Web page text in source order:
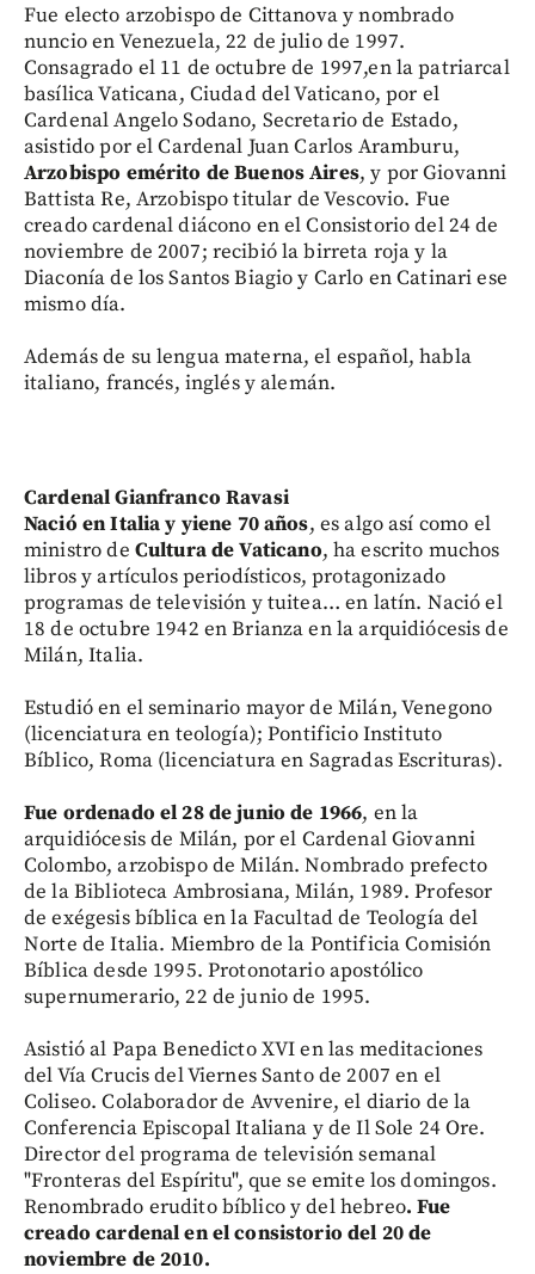
Fue electo arzobispo de Cittanova y nombrado
nuncio en Venezuela, 22 de julio de 1997.
Consagrado el 11 de octubre de 1997,en la patriarcal
basílica Vaticana, Ciudad del Vaticano, por el
Cardenal Angelo Sodano, Secretario de Estado,
asistido por el Cardenal Juan Carlos Aramburu,
Arzobispo emérito de Buenos Aires, y por Giovanni
Battista Re, Arzobispo titular de Vescovio. Fue
creado cardenal diácono en el Consistorio del 24 de
noviembre de 2007; recibió la birreta roja y la
Diaconía de los Santos Biagio y Carlo en Catinari ese
mismo día.
Además de su lengua materna, el español, habla
italiano, francés, inglés y alemán.
Cardenal Gianfranco Ravasi
Nació en Italia y yiene 70 años, es algo así como el
ministro de Cultura de Vaticano, ha escrito muchos
libros y artículos periodísticos, protagonizado
programas de televisión y tuitea… en latín. Nació el
18 de octubre 1942 en Brianza en la arquidiócesis de
Milán, Italia.
Estudió en el seminario mayor de Milán, Venegono
(licenciatura en teología); Pontificio Instituto
Bíblico, Roma (licenciatura en Sagradas Escrituras).
Fue ordenado el 28 de junio de 1966, en la
arquidiócesis de Milán, por el Cardenal Giovanni
Colombo, arzobispo de Milán. Nombrado prefecto
de la Biblioteca Ambrosiana, Milán, 1989. Profesor
de exégesis bíblica en la Facultad de Teología del
Norte de Italia. Miembro de la Pontificia Comisión
Bíblica desde 1995. Protonotario apostólico
supernumerario, 22 de junio de 1995.
Asistió al Papa Benedicto XVI en las meditaciones
del Vía Crucis del Viernes Santo de 2007 en el
Coliseo. Colaborador de Avvenire, el diario de la
Conferencia Episcopal Italiana y de Il Sole 24 Ore.
Director del programa de televisión semanal
"Fronteras del Espíritu", que se emite los domingos.
Renombrado erudito bíblico y del hebreo. Fue
creado cardenal en el consistorio del 20 de
noviembre de 2010.